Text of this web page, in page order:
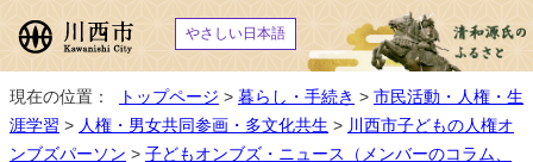
やさしい日本語
現在の位置： トップページ > 暮らし・手続き > 市民活動・人権・生
涯学習 > 人権・男女共同参画・多文化共生 > 川西市子どもの人権オ
ンブズパーソン > 子どもオンブズ・ニュース（メンバーのコラム、